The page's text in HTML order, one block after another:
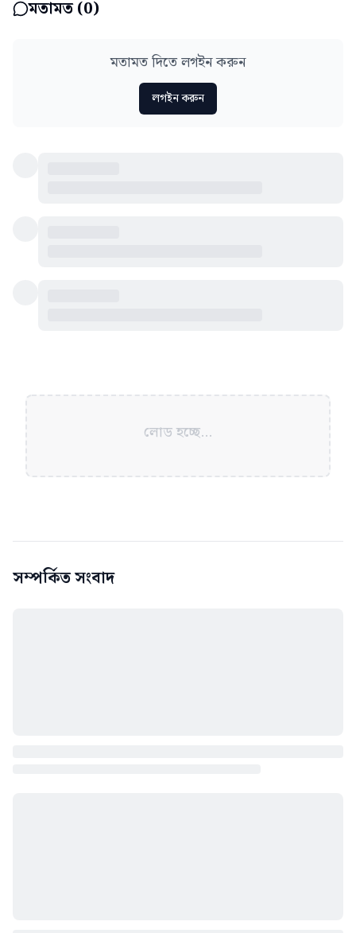
মতামত (0)
মতামত দিতে লগইন করুন
লগইন করুন
লোড হচ্ছে...
সম্পর্কিত সংবাদ